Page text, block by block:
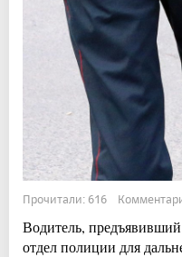
Прочитали: 616
Водитель,
отдел полиции для